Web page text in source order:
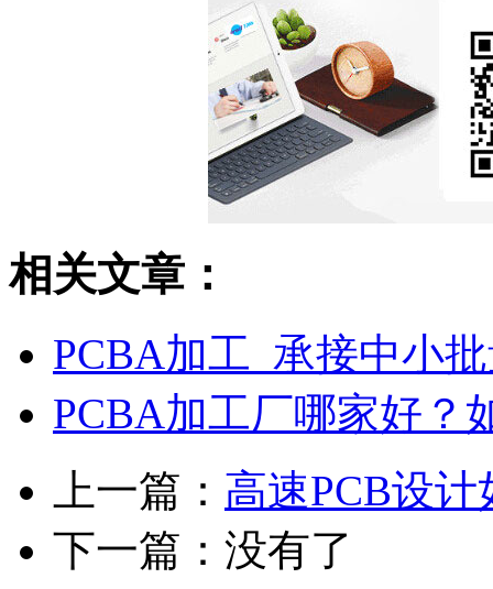
相关文章：
PCBA加工_承接中小
PCBA加工厂哪家好？
上一篇： 高速PCB设
下一篇：没有了